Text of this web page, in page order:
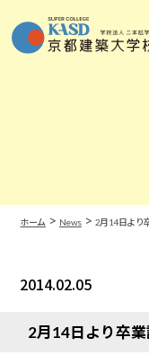
ホーム > News> 2月14日より
2014.02.05
2月14日より卒業